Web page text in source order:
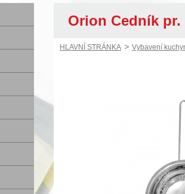
Orion Cedník pr.
HLAVNÍ STRÁNKA > Vybavení